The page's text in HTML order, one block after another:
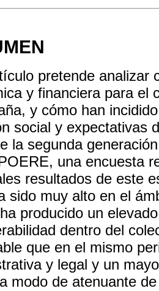
pretende analizar
y financiera para el
y cómo han
social y expectativas
la segunda
una encuesta
resultados de este
sido muy alto en el
producido un
dentro del
que en el mismo
y legal y un
modo de atenuante